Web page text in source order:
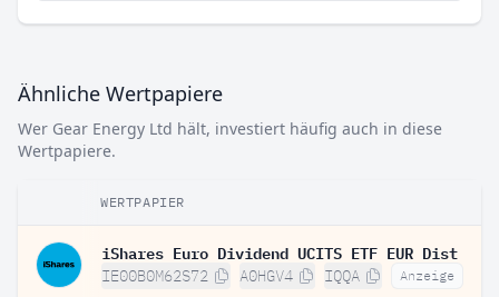
Ähnliche Wertpapiere
Wer Gear Energy Ltd hält, investiert häufig auch in diese
Wertpapiere.
WERTPAPIER
iShares Euro Dividend UCITS ETF EUR Dist
IE00B0M62S72 A0HGV4 IQQA Anzeige